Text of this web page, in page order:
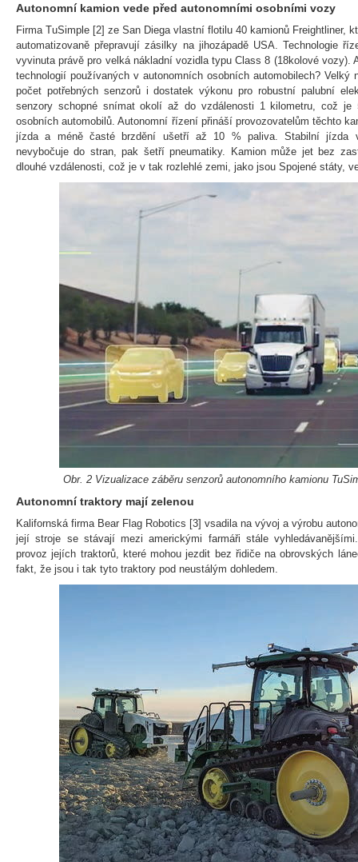
Autonomní kamion vede před autonomními osobními vozy
Firma TuSimple [2] ze San Diega vlastní flotilu 40 kamionů Freightliner,
automatizovaně přepravují zásilky na jihozápadě USA. Technologie
vyvinuta právě pro velká nákladní vozidla typu Class 8 (18kolové vozy).
technologií používaných v autonomních osobních automobilech? Velký
počet potřebných senzorů i dostatek výkonu pro robustní palubní
senzory schopné snímat okolí až do vzdálenosti 1 kilometru, což
osobních automobilů. Autonomní řízení přináší provozovatelům těchto
jízda a méně časté brzdění ušetří až 10 % paliva. Stabilní jízda
nevybočuje do stran, pak šetří pneumatiky. Kamion může jet bez
dlouhé vzdálenosti, což je v tak rozlehlé zemi, jako jsou Spojené státy,
Obr. 2 Vizualizace záběru senzorů autonomního kamionu
Autonomní traktory mají zelenou
Kalifornská firma Bear Flag Robotics [3] vsadila na vývoj a výrobu
její stroje se stávají mezi americkými farmáři stále
provoz jejích traktorů, které mohou jezdit bez řidiče na obrovských
fakt, že jsou i tak tyto traktory pod neustálým dohledem.